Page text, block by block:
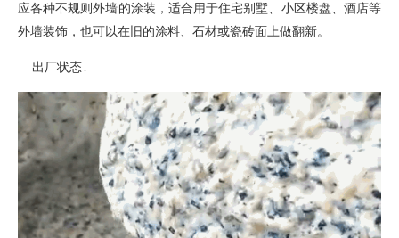
应各种不规则外墙的涂装 ， 适合用于住宅别墅、小区楼盘、酒店等
外墙装饰，也可以在旧的涂料、石材或瓷砖面上做翻新。
出厂状态↓